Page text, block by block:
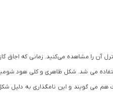
آن را مشاهده می‌کنید. زمانی که اجاق
هم می گویند و این نامگذاری به دلیل